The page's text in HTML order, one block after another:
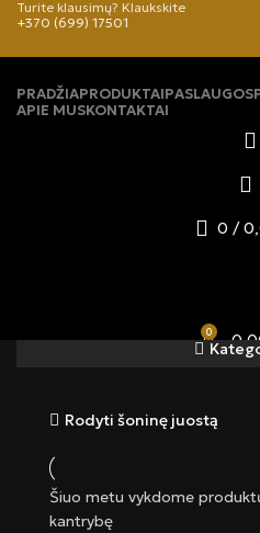
Turite klausimų? Klaukskite
+370 (699) 17501
PRADŽIAPRODUKTAIPASLAUGOS
APIE MUSKONTAKTAI
0 /
0
Rodyti šoninę juostą
Šiuo metu vykdome
kantrybę